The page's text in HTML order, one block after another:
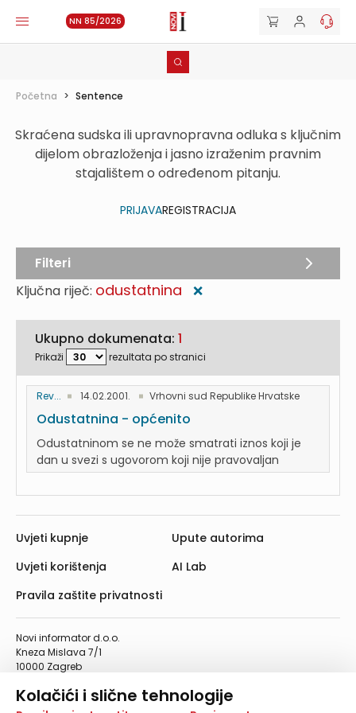
Kolačići i slične tehnologije
NN 85/2026
Početna > Sentence
Skraćena sudska ili upravnopravna odluka s ključnim
dijelom obrazloženja i jasno izraženim pravnim
stajalištem o određenom pitanju.
PRIJAVAREGISTRACIJA
Ključna riječ: odustatnina ❌
Ukupno dokumenata: 1
Prikaži rezultata po stranici
Rev... 14.02.2001. Vrhovni sud Republike Hrvatske
Odustatnina - općenito
Odustatninom se ne može smatrati iznos koji je
dan u svezi s ugovorom koji nije pravovaljan
Filteri
Novi informator d.o.o.
Kneza Mislava 7/1
10000 Zagreb
Telefaks: 01/4612-553
info@informator.hr
Uvjeti kupnje
Uvjeti korištenja
Pravila zaštite privatnosti
Upute autorima
AI Lab